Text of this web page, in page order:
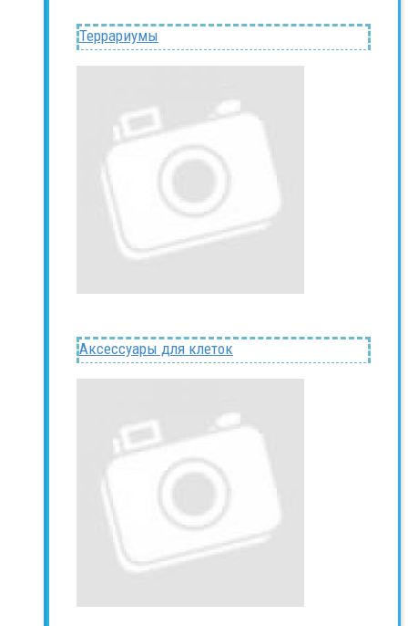
Террариумы
Аксессуары для клеток